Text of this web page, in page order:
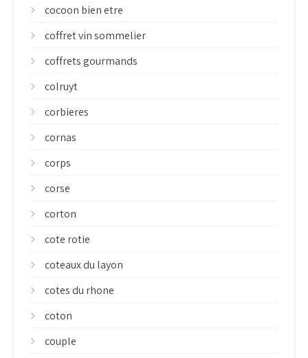
cocoon bien etre
coffret vin sommelier
coffrets gourmands
colruyt
corbieres
cornas
corps
corse
corton
cote rotie
coteaux du layon
cotes du rhone
coton
couple